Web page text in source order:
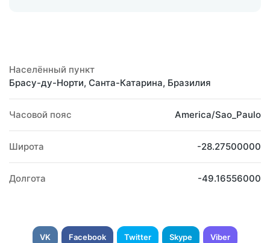
Населённый пункт
Брасу-ду-Норти, Санта-Катарина, Бразилия
Часовой пояс America/Sao_Paulo
Широта -28.27500000
Долгота -49.16556000
VK Facebook Twitter Skype Viber